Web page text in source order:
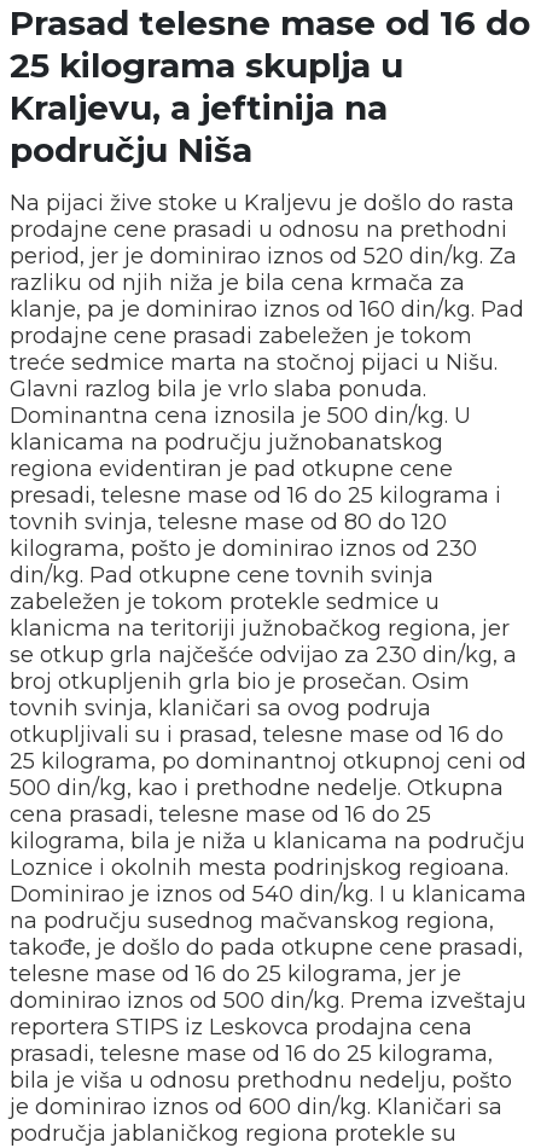
Prasad telesne mase od 16 do
25 kilograma skuplja u
Kraljevu, a jeftinija na
području Niša
Na pijaci žive stoke u Kraljevu je došlo do rasta
prodajne cene prasadi u odnosu na prethodni
period, jer je dominirao iznos od 520 din/kg. Za
razliku od njih niža je bila cena krmača za
klanje, pa je dominirao iznos od 160 din/kg. Pad
prodajne cene prasadi zabeležen je tokom
treće sedmice marta na stočnoj pijaci u Nišu.
Glavni razlog bila je vrlo slaba ponuda.
Dominantna cena iznosila je 500 din/kg. U
klanicama na području južnobanatskog
regiona evidentiran je pad otkupne cene
presadi, telesne mase od 16 do 25 kilograma i
tovnih svinja, telesne mase od 80 do 120
kilograma, pošto je dominirao iznos od 230
din/kg. Pad otkupne cene tovnih svinja
zabeležen je tokom protekle sedmice u
klanicma na teritoriji južnobačkog regiona, jer
se otkup grla najčešće odvijao za 230 din/kg, a
broj otkupljenih grla bio je prosečan. Osim
tovnih svinja, klaničari sa ovog podruja
otkupljivali su i prasad, telesne mase od 16 do
25 kilograma, po dominantnoj otkupnoj ceni od
500 din/kg, kao i prethodne nedelje. Otkupna
cena prasadi, telesne mase od 16 do 25
kilograma, bila je niža u klanicama na području
Loznice i okolnih mesta podrinjskog regioana.
Dominirao je iznos od 540 din/kg. I u klanicama
na području susednog mačvanskog regiona,
takođe, je došlo do pada otkupne cene prasadi,
telesne mase od 16 do 25 kilograma, jer je
dominirao iznos od 500 din/kg. Prema izveštaju
reportera STIPS iz Leskovca prodajna cena
prasadi, telesne mase od 16 do 25 kilograma,
bila je viša u odnosu prethodnu nedelju, pošto
je dominirao iznos od 600 din/kg. Klaničari sa
područja jablaničkog regiona protekle su